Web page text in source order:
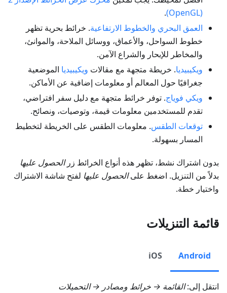
(OpenGL)
.
العمق البحري والخطوط الارتفاعية. خرائط بحرية تظهر
خطوط السواحل، والأعماق، ووسائل الملاحة، والموانئ،
والمخاطر للإبحار والشراع الآمن.
ويكيبيديا. خريطة متجهة مع مقالات ويكيبيديا الموضعية
جغرافيًا حول المعالم أو معلومات إضافية عن الأماكن.
ويكي فوياج. توفر خرائط متجهة مع دليل سفر افتراضي،
تقدم للمستخدمين معلومات قيمة، وتوصيات، ونصائح.
توقعات الطقس. معلومات الطقس على الخريطة لتخطيط
المسار بسهولة.
بدون اشتراك نشط، تظهر هذه أنواع الخرائط زرالحصول عليها
بدلاً من التنزيل. اضغط علىالحصول عليها لفتح شاشة الاشتراك
واختيار خطة.
قائمة التنزيلات
Android
iOS
انتقل إلى:القائمة → خرائط ومصادر → التحميلات